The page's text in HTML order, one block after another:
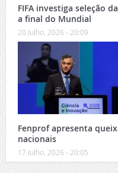
FIFA investiga seleção
a final do Mundial
20 Julho, 2026 - 20:09
Fenprof apresenta
nacionais
17 Julho, 2026 - 20:05